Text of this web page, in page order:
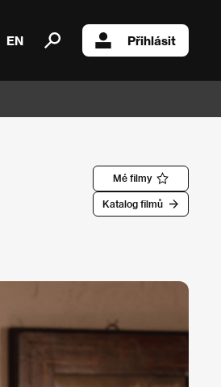
EN Přihlásit
Mé filmy
Katalog filmů